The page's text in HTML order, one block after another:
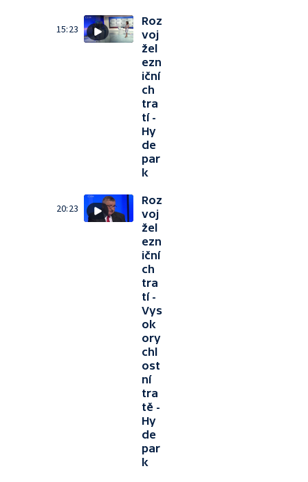
15:23
Roz
voj
žel
ezn
iční
ch
tra
tí -
Hy
de
par
k
20:23
Roz
voj
žel
ezn
iční
ch
tra
tí -
Vys
ok
ory
chl
ost
ní
tra
tě -
Hy
de
par
k